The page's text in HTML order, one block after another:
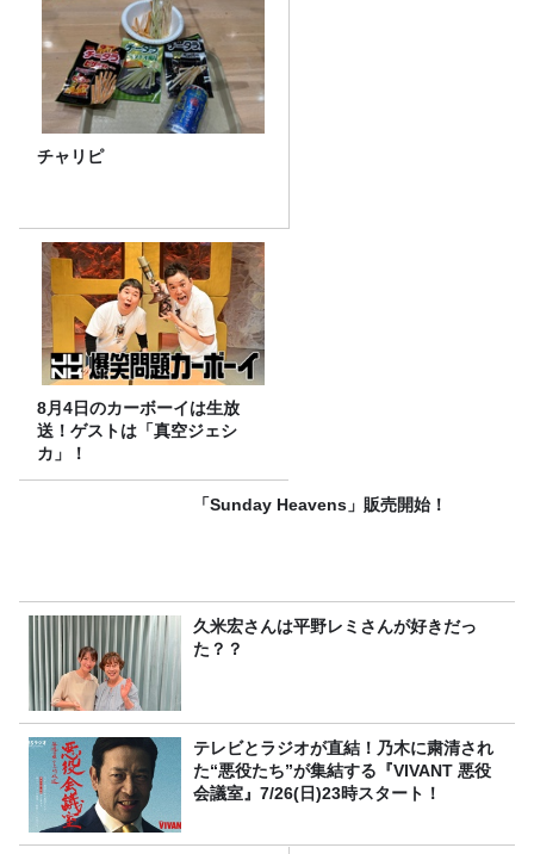
チャリピ
8月4日のカーボーイは生放
送！ゲストは「真空ジェシ
カ」！
「Sunday Heavens」販売開始！
久米宏さんは平野レミさんが好きだっ
た？？
テレビとラジオが直結！乃木に粛清され
た“悪役たち”が集結する『VIVANT 悪役
会議室』7/26(日)23時スタート！